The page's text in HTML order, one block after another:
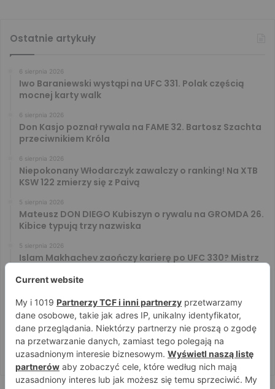
Ostatnie artykuły
6 sierpnia 2026
Iwo Baraniewski wystąpi na UFC 331. Polak częścią
mocnej karty walk
6 sierpnia 2026
Don Kasjo poznał rywala na FAME 32. Bartosz Szachta
przeciwnikiem Króla
6 sierpnia 2026
Niepokonany Włodarczyk zawalczy o ranking! Na XTB
KSW 122 zmierzy się z Paivą
5 sierpnia 2026
Mateusz DON DIEGO Kubiszyn o rywalu na GROMDA 26.
Kibice typują trzy nazwiska
5 sierpnia 2026
Islam Makhachev zaończy karierę po UFC 330? Mistrz
Tańcula nie gryzł się w język. Wymowna sugestia o
zachowaniu Jacka Murańskiego [VIDEO]
4 sierpnia 2026
Ostre spojrzenia Jóźwiaka i Ryty. Zobacz face to face
przed PRIME 18